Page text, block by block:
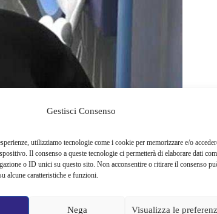
Gestisci Consenso
utilizziamo tecnologie come i cookie per memorizzare e/o
Il consenso a queste tecnologie ci permetterà di elaborare dati
o ID unici su questo sito. Non acconsentire o ritirare il consenso
alcune caratteristiche e funzioni.
Nega Visualizza le